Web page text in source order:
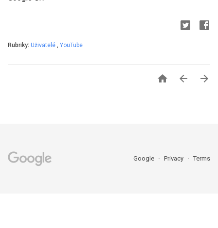
Rubriky: Uživatelé , YouTube
  
Google Privacy Terms